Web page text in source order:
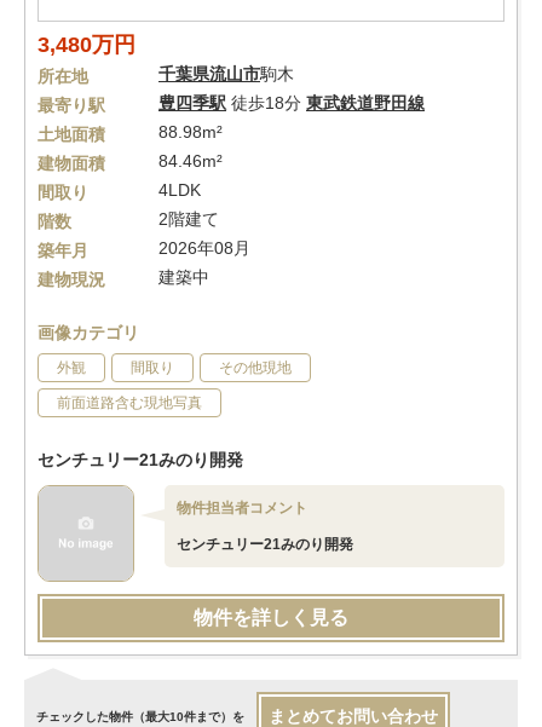
3,480万円
所在地 千葉県流山市駒木
最寄り駅
豊四季駅 徒歩18分 東武鉄道野田線
土地面積
88.98m²
建物面積
84.46m²
間取り
4LDK
階数
2階建て
築年月
2026年08月
建物現況
建築中
画像カテゴリ
外観 間取り その他現地
前面道路含む現地写真
センチュリー21みのり開発
物件担当者コメント
センチュリー21みのり開発
物件を詳しく見る
チェックした物件（最大10件まで）を まとめてお問い合わせ